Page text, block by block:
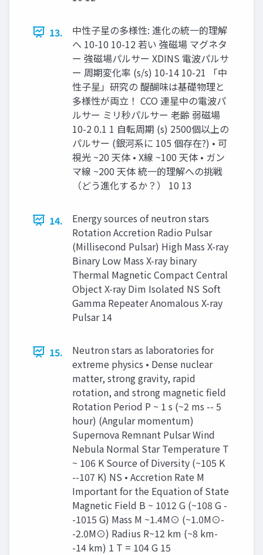
13.
中性子星の多様性: 進化の統一的理解
へ 10-10 10-12 若い 強磁場 マグネタ
ー 強磁場パルサー XDINS 電波パルサ
ー 周期変化率 (s/s) 10-14 10-21 「中
性子星」研究の 醍醐味は基礎物理と
多様性が両立！ CCO 連星中の電波パ
ルサー ミリ秒パルサー 老齢 弱磁場
10-2 0.1 1 自転周期 (s) 2500個以上の
パルサー (銀河系に 105 個存在?) • 可
視光 ~20 天体 • X線 ~100 天体 • ガン
マ線 ~200 天体 統一的理解への挑戦
（どう進化するか？） 10 13
14.
Energy sources of neutron stars
Rotation Accretion Radio Pulsar
(Millisecond Pulsar) High Mass X-ray
Binary Low Mass X-ray binary
Thermal Magnetic Compact Central
Object X-ray Dim Isolated NS Soft
Gamma Repeater Anomalous X-ray
Pulsar 14
15.
Neutron stars as laboratories for
extreme physics • Dense nuclear
matter, strong gravity, rapid
rotation, and strong magnetic field
Rotation Period P ~ 1 s (~2 ms -- 5
hour) (Angular momentum)
Supernova Remnant Pulsar Wind
Nebula Normal Star Temperature T
~ 106 K Source of Diversity (~105 K
--107 K) NS • Accretion Rate M
Important for the Equation of State
Magnetic Field B ~ 1012 G (~108 G -
-1015 G) Mass M ~1.4M⊙ (~1.0M⊙-
-2.0M⊙) Radius R~12 km (~8 km-
-14 km) 1 T = 104 G 15